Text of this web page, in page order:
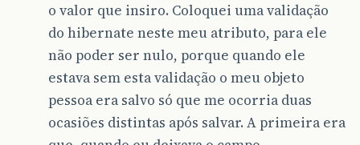
o valor que insiro. Coloquei uma validação
do hibernate neste meu atributo, para ele
não poder ser nulo, porque quando ele
estava sem esta validação o meu objeto
pessoa era salvo só que me ocorria duas
ocasiões distintas após salvar. A primeira era